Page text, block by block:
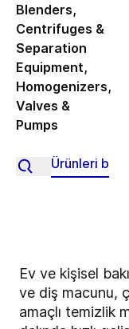
Blenders,
Centrifuges &
Separation
Equipment,
Homogenizers,
Valves &
Pumps
Ev ve kişisel
ve diş macunu,
amaçlı temizlik